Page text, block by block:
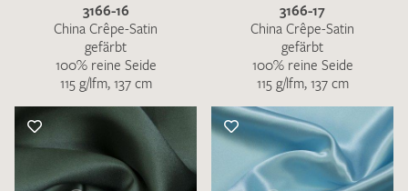
3166-16
China Crêpe-Satin
gefärbt
100% reine Seide
115 g/lfm, 137 cm
3166-17
China Crêpe-Satin
gefärbt
100% reine Seide
115 g/lfm, 137 cm